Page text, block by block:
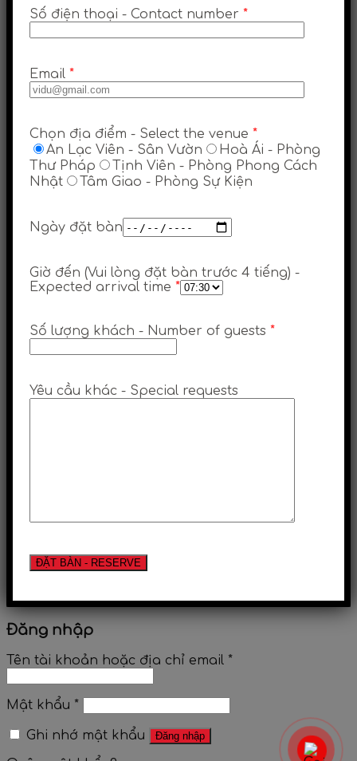
Số điện thoại - Contact number *
Email *
Chọn địa điểm - Select the venue *
An Lạc Viên - Sân Vườn
Hoà Ái - Phòng
Thư Pháp
Tịnh Viên - Phòng Phong Cách
Nhật
Tâm Giao - Phòng Sự Kiện
Ngày đặt bàn
Giờ đến (Vui lòng đặt bàn trước 4 tiếng) -
Expected arrival time *
Số lượng khách - Number of guests *
Yêu cầu khác - Special requests
Đăng nhập
Tên tài khoản hoặc địa chỉ email *
Mật khẩu *
Ghi nhớ mật khẩu Đăng nhập